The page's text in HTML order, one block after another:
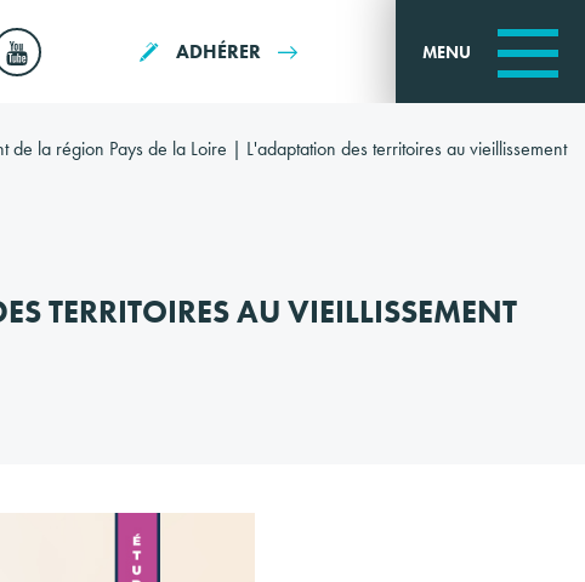
ADHÉRER MENU
de la région Pays de la Loire | L'adaptation des territoires au vieillissement
TERRITOIRES AU VIEILLISSEMENT